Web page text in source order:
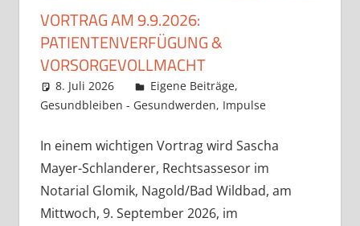
VORTRAG AM 9.9.2026:
PATIENTENVERFÜGUNG &
VORSORGEVOLLMACHT
8. Juli 2026 Claudia Ollenhauer
Eigene Beiträge,
Gesundbleiben - Gesundwerden, Impulse
In einem wichtigen Vortrag wird Sascha
Mayer-Schlanderer, Rechtsassesor im
Notarial Glomik, Nagold/Bad Wildbad, am
Mittwoch, 9. September 2026, im